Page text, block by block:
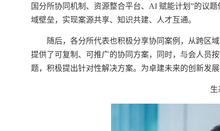
国分所协同机制、资源整合平台、AI 赋能计划”的议
域壁垒，实现案源共享、知识共建、人才互通。
随后，各分所代表也积极分享协同案例，从跨区
提供了可复制、可推广的协同方案，同时，与会人员
题，积极提出针对性解决方案。为卓建未来的创新发
生